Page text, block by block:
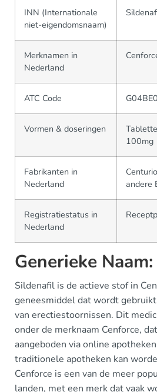
INN (Internationale
niet-eigendomsnaam)
Merknamen in
Nederland
ATC Code
Vormen & doseringen
100mg
Fabrikanten in
Nederland
andere
Registratiestatus in
Nederland
Generieke
Sildenafil is de actieve stof in
geneesmiddel dat wordt
van erectiestoornissen. Dit
onder de merknaam Cenforce,
aangeboden via online
traditionele apotheken kan
Cenforce is een van de meer
landen, met een merk dat vaak